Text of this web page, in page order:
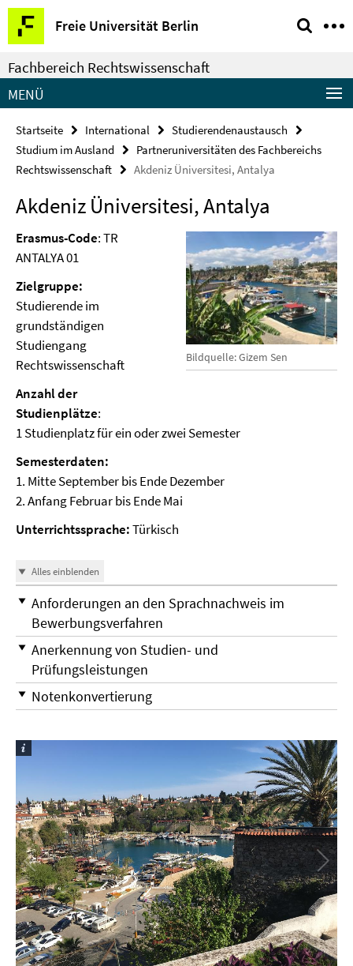
Springe
direkt
zu
Inhalt
Freie Universität Berlin
Service-
Navigation
Fachbereich Rechtswissenschaft
MENÜ
Startseite International
Studierendenaustausch
Studium im Ausland
Partneruniversitäten des Fachbereichs
Rechtswissenschaft
Akdeniz Üniversitesi, Antalya
Akdeniz Üniversitesi, Antalya
Bildquelle: Gizem Sen
Erasmus-Code: TR
ANTALYA 01
Zielgruppe:
Studierende im
grundständigen
Studiengang
Rechtswissenschaft
Anzahl der
Studienplätze:
1 Studienplatz für ein oder zwei Semester
Semesterdaten:
1. Mitte September bis Ende Dezember
2. Anfang Februar bis Ende Mai
Unterrichtssprache:Türkisch
Alles einblenden
Anforderungen an den Sprachnachweis im
Bewerbungsverfahren
Anerkennung von Studien- und
Prüfungsleistungen
Notenkonvertierung